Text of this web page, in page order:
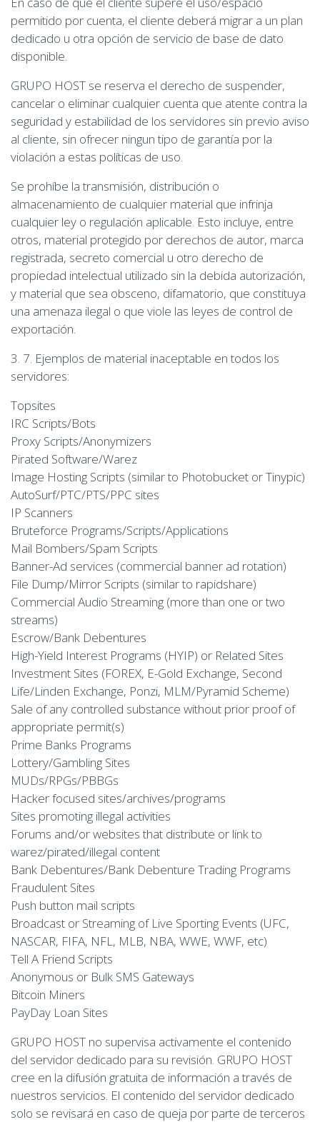
permitido por cuenta, el cliente deberá migrar a un plan
dedicado u otra opción de servicio de base de dato
disponible.
GRUPO HOST se reserva el derecho de suspender,
cancelar o eliminar cualquier cuenta que atente contra la
seguridad y estabilidad de los servidores sin previo aviso
al cliente, sin ofrecer ningun tipo de garantía por la
violación a estas políticas de uso.
Se prohíbe la transmisión, distribución o
almacenamiento de cualquier material que infrinja
cualquier ley o regulación aplicable. Esto incluye, entre
otros, material protegido por derechos de autor, marca
registrada, secreto comercial u otro derecho de
propiedad intelectual utilizado sin la debida autorización,
y material que sea obsceno, difamatorio, que constituya
una amenaza ilegal o que viole las leyes de control de
exportación.
3. 7. Ejemplos de material inaceptable en todos los
servidores:
Topsites
IRC Scripts/Bots
Proxy Scripts/Anonymizers
Pirated Software/Warez
Image Hosting Scripts (similar to Photobucket or Tinypic)
AutoSurf/PTC/PTS/PPC sites
IP Scanners
Bruteforce Programs/Scripts/Applications
Mail Bombers/Spam Scripts
Banner-Ad services (commercial banner ad rotation)
File Dump/Mirror Scripts (similar to rapidshare)
Commercial Audio Streaming (more than one or two
streams)
Escrow/Bank Debentures
High-Yield Interest Programs (HYIP) or Related Sites
Investment Sites (FOREX, E-Gold Exchange, Second
Life/Linden Exchange, Ponzi, MLM/Pyramid Scheme)
Sale of any controlled substance without prior proof of
appropriate permit(s)
Prime Banks Programs
Lottery/Gambling Sites
MUDs/RPGs/PBBGs
Hacker focused sites/archives/programs
Sites promoting illegal activities
Forums and/or websites that distribute or link to
warez/pirated/illegal content
Bank Debentures/Bank Debenture Trading Programs
Fraudulent Sites
Push button mail scripts
Broadcast or Streaming of Live Sporting Events (UFC,
NASCAR, FIFA, NFL, MLB, NBA, WWE, WWF, etc)
Tell A Friend Scripts
Anonymous or Bulk SMS Gateways
Bitcoin Miners
PayDay Loan Sites
GRUPO HOST no supervisa activamente el contenido
del servidor dedicado para su revisión. GRUPO HOST
cree en la difusión gratuita de información a través de
nuestros servicios. El contenido del servidor dedicado
solo se revisará en caso de queja por parte de terceros